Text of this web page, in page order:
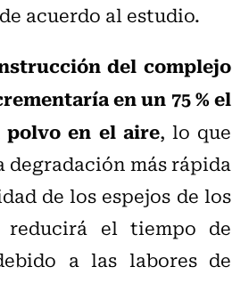
acuerdo al estudio.
del complejo
en un 75 % el
en el aire, lo que
degradación más rápida
de los espejos de los
reducirá el tiempo de
a las labores de